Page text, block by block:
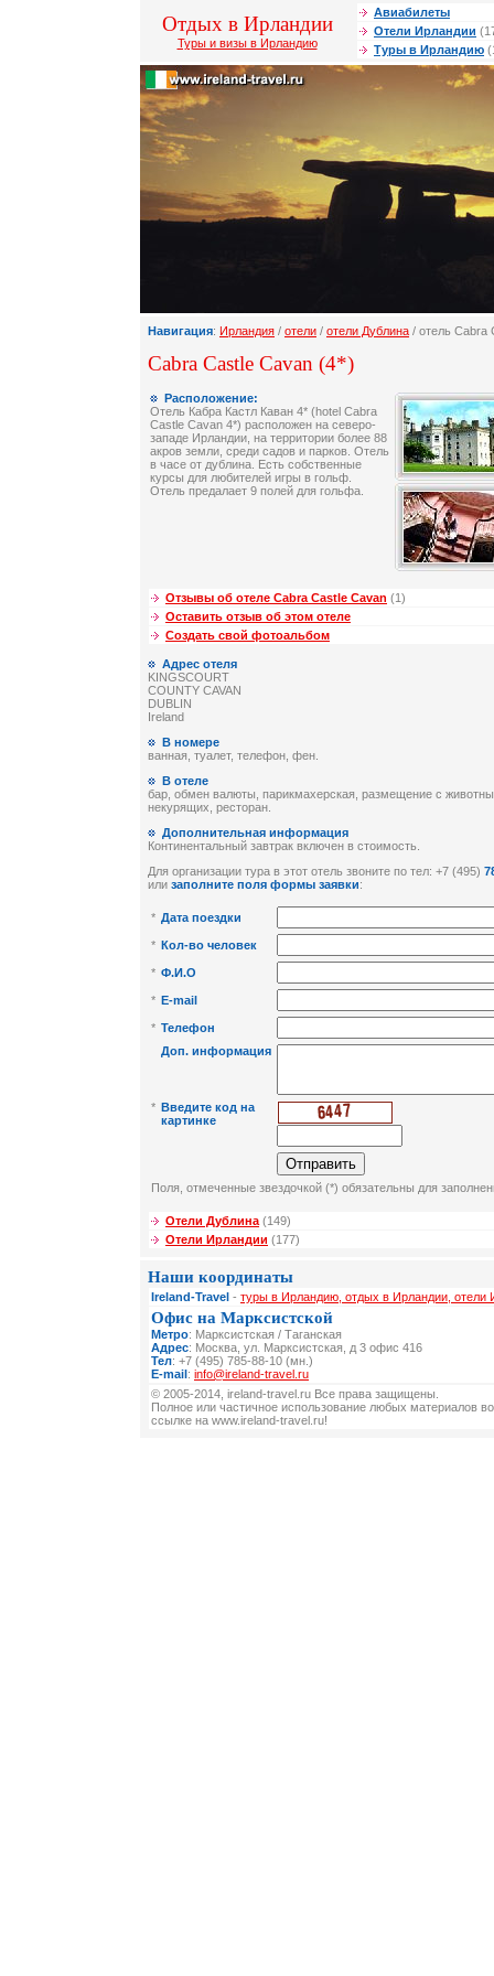
Отдых в Ирландии
Туры и визы в Ирландию
Авиабилеты
Отели Ирландии
Туры в Ирландию
Навигация: Ирландия / отели / отели Дублина / отель Cabra
Cabra Castle Cavan (4*)
Расположение:
Отель Кабра Кастл Каван 4* (hotel Cabra
Castle Cavan 4*) расположен на северо-
западе Ирландии, на территории более 88
акров земли, среди садов и парков. Отель
в часе от дублина. Есть собственные
курсы для любителей игры в гольф.
Отель предалает 9 полей для гольфа.
Отзывы об отеле Cabra Castle Cavan (1)
Оставить отзыв об этом отеле
Создать свой фотоальбом
Адрес отеля
KINGSCOURT
COUNTY CAVAN
DUBLIN
Ireland
В номере
ванная, туалет, телефон, фен.
В отеле
бар, обмен валюты, парикмахерская, размещение с
некурящих, ресторан.
Дополнительная информация
Континентальный завтрак включен в стоимость.
Для организации тура в этот отель звоните по тел: +7 (495)
или заполните поля формы заявки:
* Дата поездки
* Кол-во человек
* Ф.И.О
* E-mail
* Телефон
Доп. информация
* Введите код на
картинке
Поля, отмеченные звездочкой (*) обязательны для
Отели Дублина(149)
Отели Ирландии (177)
Наши координаты
Ireland-Travel - туры в Ирландию, отдых в Ирландии, отели
Офис на Марксистской
Метро: Марксистская / Таганская
Адрес: Москва, ул. Марксистская, д 3 офис 416
Тел: +7 (495) 785-88-10 (мн.)
E-mail: info@ireland-travel.ru
© 2005-2014, ireland-travel.ru Все права защищены.
Полное или частичное использование любых материалов
ссылке на www.ireland-travel.ru!